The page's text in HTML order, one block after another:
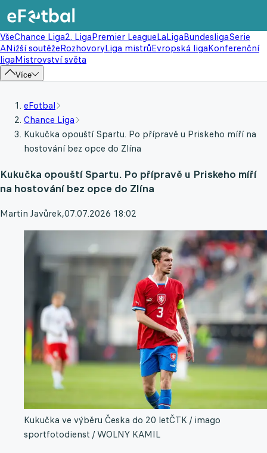
VšeChance Liga2. LigaPremier LeagueLaLigaBundesligaSerie
ANižší soutěžeRozhovoryLiga mistrůEvropská ligaKonferenční
ligaMistrovství světa
Více
eFotbal
Chance Liga
Kukučka opouští Spartu. Po přípravě u Priskeho míří na
hostování bez opce do Zlína
Kukučka opouští Spartu. Po přípravě u Priskeho míří
na hostování bez opce do Zlína
Martin Javůrek,07.07.2026 18:02
Kukučka ve výběru Česka do 20 letČTK / imago
sportfotodienst / WOLNY KAMIL